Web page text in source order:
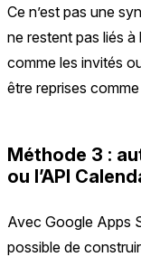
Ce n’est pas une
ne restent pas liés
comme les invités
être reprises
Méthode 3 :
ou l’API
Avec Google Apps
possible de